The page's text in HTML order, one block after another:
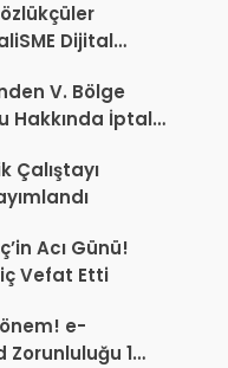
Dijital
V. Bölge
Hakkında İptal
Çalıştayı
Acı Günü!
Vefat Etti
e-
Zorunluluğu 1